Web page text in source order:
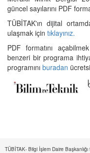
güncel sayılarını PDF
TÜBİTAK'ın dijital
ulaşmak için tıklayınız.
PDF formatını
benzeri bir programa
programını buradan
TÜBİTAK- Bilgi İşlem Daire